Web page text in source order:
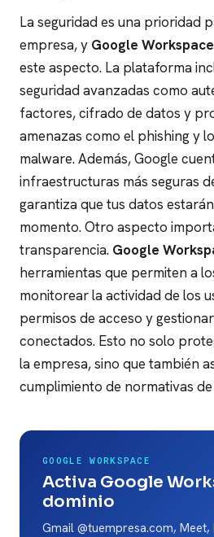
La seguridad es una prioridad
empresa, y Google Workspace
este aspecto. La plataforma
seguridad avanzadas como
factores, cifrado de datos y
amenazas como el phishing y
malware. Además, Google
infraestructuras más seguras
garantiza que tus datos
momento.Otro aspecto
transparencia. Google
herramientas que permiten a
monitorear la actividad de los
permisos de acceso y
conectados. Esto no solo
la empresa, sino que también
cumplimiento de normativas
GOOGLE WORKSPACE
Activa Google
dominio
Gmail @tuempresa.com, Meet,